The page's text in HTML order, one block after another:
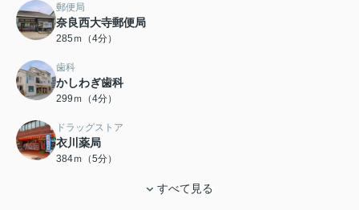
郵便局
奈良西大寺郵便局
285ｍ（4分）
歯科
かしわぎ歯科
299ｍ（4分）
ドラッグストア
衣川薬局
384ｍ（5分）
すべて見る